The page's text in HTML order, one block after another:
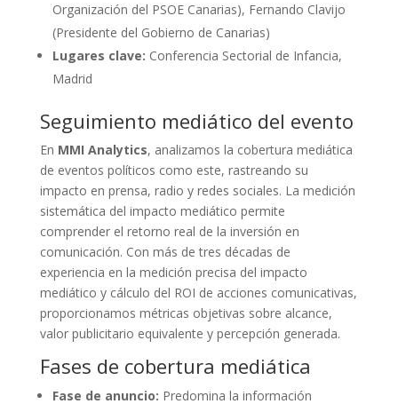
Organización del PSOE Canarias), Fernando Clavijo
(Presidente del Gobierno de Canarias)
Lugares clave: Conferencia Sectorial de Infancia,
Madrid
Seguimiento mediático del evento
En MMI Analytics, analizamos la cobertura mediática
de eventos políticos como este, rastreando su
impacto en prensa, radio y redes sociales. La medición
sistemática del impacto mediático permite
comprender el retorno real de la inversión en
comunicación. Con más de tres décadas de
experiencia en la medición precisa del impacto
mediático y cálculo del ROI de acciones comunicativas,
proporcionamos métricas objetivas sobre alcance,
valor publicitario equivalente y percepción generada.
Fases de cobertura mediática
Fase de anuncio: Predomina la información